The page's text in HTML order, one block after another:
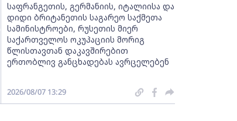
საფრანგეთის, გერმანიის, იტალიისა და
დიდი ბრიტანეთის საგარეო საქმეთა
სამინისტროები, რუსეთის მიერ
საქართველოს ოკუპაციის მორიგ
წლისთავთან დაკავშირებით
ერთობლივ განცხადებას ავრცელებენ
2026/08/07 13:29